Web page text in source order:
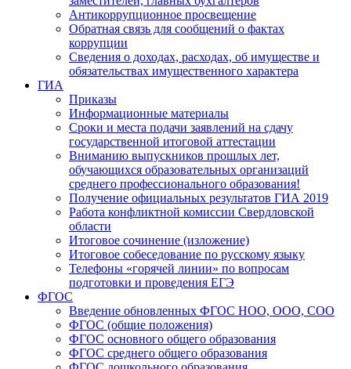
Антикоррупционное просвещение
Обратная связь для сообщений о фактах
коррупции
Сведения о доходах, расходах, об имуществе и
обязательствах имущественного характера
ГИА
Приказы
Информационные материалы
Сроки и места подачи заявлений на сдачу
государственной итоговой аттестации
Вниманию выпускников прошлых лет,
обучающихся образовательных организаций
среднего профессионального образования!
Получение официальных результатов ГИА 2019
Работа конфликтной комиссии Свердловской
области
Итоговое сочинение (изложение)
Итоговое собеседование по русскому языку
Телефоны «горячей линии» по вопросам
подготовки и проведения ЕГЭ
ФГОС
Введение обновленных ФГОС НОО, ООО, СОО
ФГОС (общие положения)
ФГОС основного общего образования
ФГОС среднего общего образования